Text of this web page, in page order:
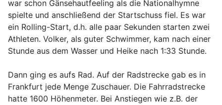
war schon Gänsehautfeeling als die Nationalhymne
spielte und anschließend der Startschuss fiel. Es war
ein Rolling-Start, d.h. alle paar Sekunden starten zwei
Athleten. Volker, als guter Schwimmer, kam nach einer
Stunde aus dem Wasser und Heike nach 1:33 Stunde.
Dann ging es aufs Rad. Auf der Radstrecke gab es in
Frankfurt jede Menge Zuschauer. Die Fahrradstrecke
hatte 1600 Höhenmeter. Bei Anstiegen wie z.B. der